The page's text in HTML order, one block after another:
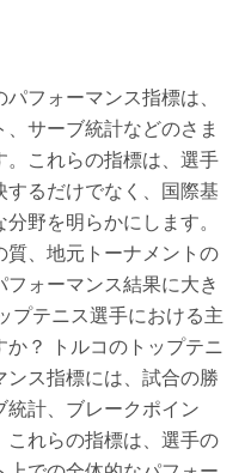
サーブ統計などのさま
。これらの指標は、選手
るだけでなく、国際基
野を明らかにします。
質、地元トーナメントの
ォーマンス結果に大き
プテニス選手における主
？ トルコのトップテニ
ス指標には、試合の勝
計、ブレークポイン
これらの指標は、選手の